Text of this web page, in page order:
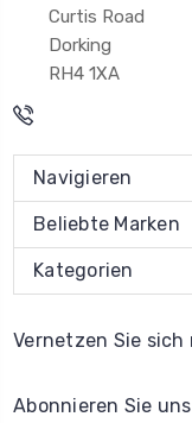
Curtis Road
Dorking
RH4 1XA
Navigieren
Beliebte Marken
Kategorien
Vernetzen Sie sich
Abonnieren Sie